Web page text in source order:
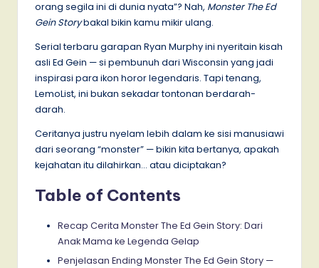
orang segila ini di dunia nyata”? Nah, Monster The Ed
Gein Storybakal bikin kamu mikir ulang.
Serial terbaru garapan Ryan Murphy ini nyeritain kisah
asli Ed Gein — si pembunuh dari Wisconsin yang jadi
inspirasi para ikon horor legendaris. Tapi tenang,
LemoList, ini bukan sekadar tontonan berdarah-
darah.
Ceritanya justru nyelam lebih dalam ke sisi manusiawi
dari seorang “monster” — bikin kita bertanya, apakah
kejahatan itu dilahirkan… atau diciptakan?
Table of Contents
Recap Cerita Monster The Ed Gein Story: Dari
Anak Mama ke Legenda Gelap
Penjelasan Ending Monster The Ed Gein Story —